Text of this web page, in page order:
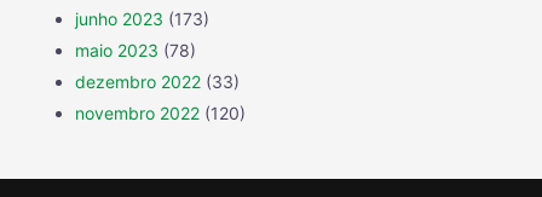
junho 2023 (173)
maio 2023 (78)
dezembro 2022 (33)
novembro 2022 (120)